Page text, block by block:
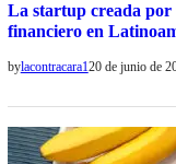
La startup creada por
financiero en
bylacontracara120 de junio de